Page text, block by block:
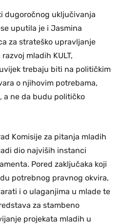
dugoročnog uključivanja
uputila je i Jasmina
za strateško upravljanje
mladih KULT,
trebaju biti na političkim
o njihovim potrebama,
a ne da budu političko
Komisije za pitanja mladih
dio najviših instanci
Pored zaključaka koji
potrebnog pravnog okvira,
i o ulaganjima u mlade te
za stambeno
projekata mladih u